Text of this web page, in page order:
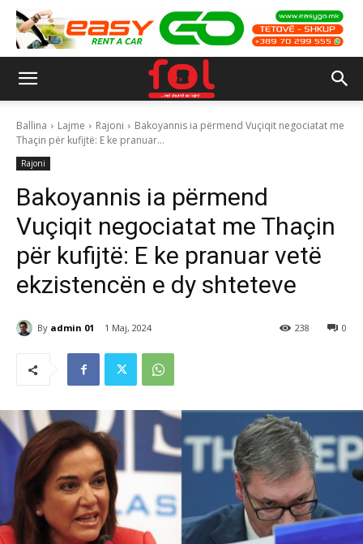
Ballina Lajme Rajoni
Bakoyannis ia përmend Vuçiqit negociatat me
Thaçin për kufijtë: E ke pranuar...
Rajoni
Bakoyannis ia përmend
Vuçiqit negociatat me Thaçin
për kufijtë: E ke pranuar vetë
ekzistencën e dy shteteve
By admin 01 1 Maj, 2024 0
238